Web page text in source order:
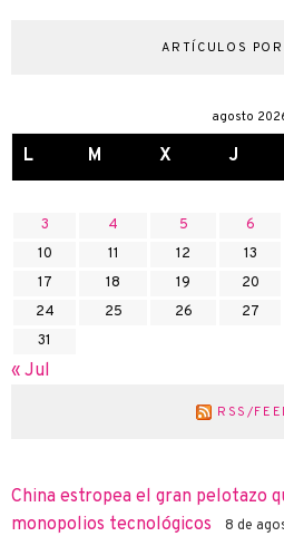
ARTÍCULOS
agosto
L M X J
3
4 5 6
10
11 12 13
17
18 19 20
24
25 26 27
31
« Jul
RSS/
China estropea el gran pelotazo
monopolios tecnológicos
8 de